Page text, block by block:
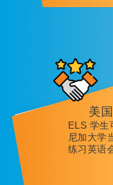
美
ELS 学生
尼加大学
练习英语